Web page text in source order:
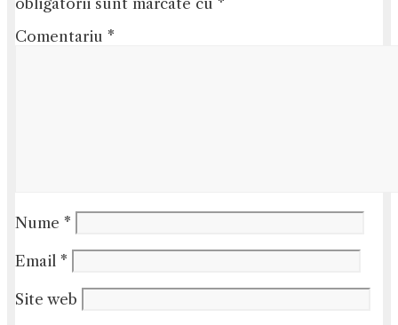
obligatorii sunt marcate cu *
Comentariu *
Nume *
Email *
Site web